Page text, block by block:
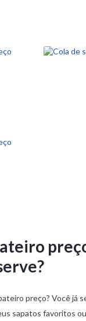
preço? Você já
sapatos favoritos